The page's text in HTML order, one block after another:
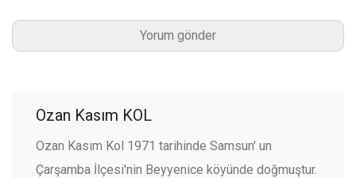
Ozan Kasım KOL
Ozan Kasım Kol 1971 tarihinde Samsun' un
Çarşamba İlçesi'nin Beyyenice köyünde doğmuştur.